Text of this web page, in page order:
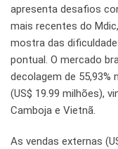
apresenta desafios
mais recentes do
mostra das
pontual. O mercado
decolagem de
(US$ 19.99 milhões),
Camboja e Vietnã.
As vendas externas